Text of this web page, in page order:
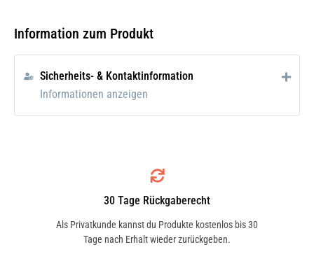
Hohe Zerspanungsleistung
Widerstandsfähiger Faserstoffträger
In praktischer wiederverschließbaren
Blechdose
Sie ist kompatibel mit allen
Fächerschleifscheiben
Information zum Produkt
Sicherheits- & Kontaktinformation
Informationen anzeigen
30 Tage Rückgaberecht
Als Privatkunde kannst du Produkte kostenlos bis 30
Tage nach Erhalt wieder zurückgeben.